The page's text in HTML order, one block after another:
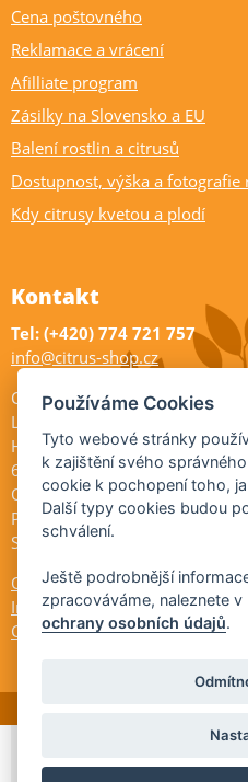
Cena poštovného
Reklamace a vrácení
Afilliate program
Zásilky na Slovensko a EU
Balení rostlin a citrusů
Dostupnost, výška a fotografie
Kdy citrusy kvetou a plodí
Kontakt
Tel: (+420) 774 721 757
info@citrus-shop.cz
Citrus shop zahradnictví
Legionářů 2
Hodonín
695 01
Otevřeno:
Po-Pá 9-17
So 9-11:30
Ochrana osobních údajů
Informace ÚKZÚZ
Cookies
©
Používáme Cookies
Tyto webové stránky
k zajištění svého
cookie k pochopení toho,
Další typy cookies budou
schválení.
Ještě podrobnější
zpracováváme, naleznete v
ochrany osobních údajů.